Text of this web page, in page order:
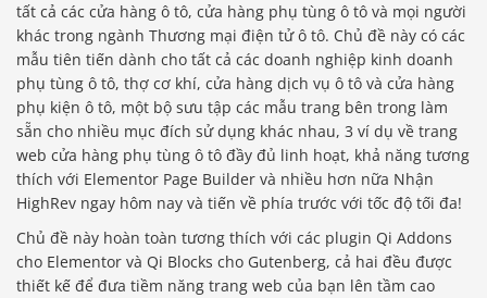
tất cả các cửa hàng ô tô, cửa hàng phụ tùng ô tô và mọi người
khác trong ngành Thương mại điện tử ô tô. Chủ đề này có các
mẫu tiên tiến dành cho tất cả các doanh nghiệp kinh doanh
phụ tùng ô tô, thợ cơ khí, cửa hàng dịch vụ ô tô và cửa hàng
phụ kiện ô tô, một bộ sưu tập các mẫu trang bên trong làm
sẵn cho nhiều mục đích sử dụng khác nhau, 3 ví dụ về trang
web cửa hàng phụ tùng ô tô đầy đủ linh hoạt, khả năng tương
thích với Elementor Page Builder và nhiều hơn nữa Nhận
HighRev ngay hôm nay và tiến về phía trước với tốc độ tối đa!
Chủ đề này hoàn toàn tương thích với các plugin Qi Addons
cho Elementor và Qi Blocks cho Gutenberg, cả hai đều được
thiết kế để đưa tiềm năng trang web của bạn lên tầm cao